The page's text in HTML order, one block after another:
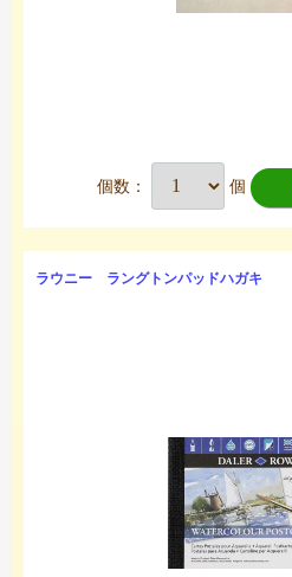
個数： 個
ラウニー ラングトンパッドハガキ